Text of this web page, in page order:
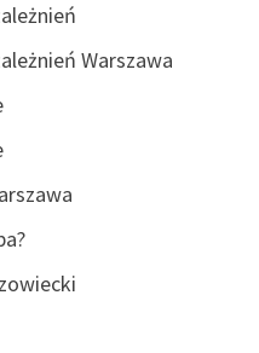
Warszawa